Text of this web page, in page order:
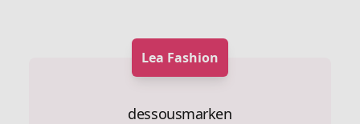
Lea Fashion
dessousmarken